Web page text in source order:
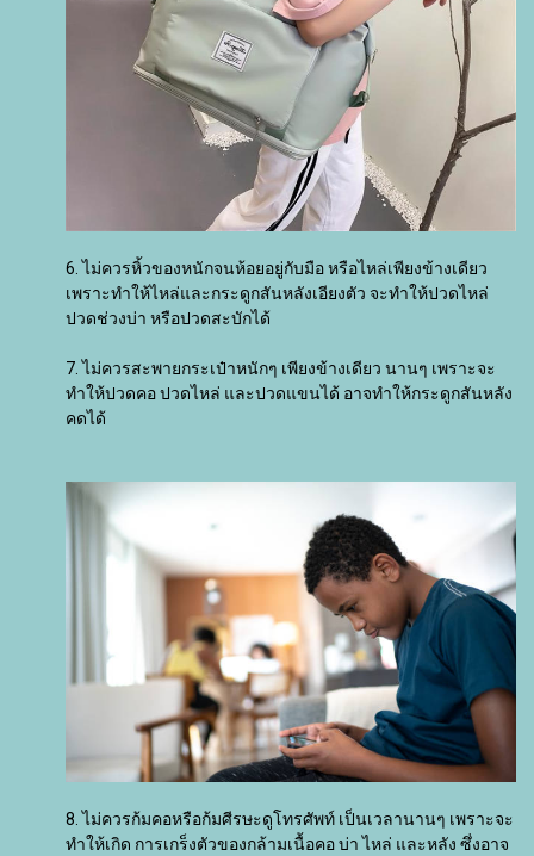
6. ไม่ควรหิ้วของหนักจนห้อยอยู่กับมือ หรือไหล่เพียงข้างเดียว
เพราะทำให้ไหล่และกระดูกสันหลังเอียงตัว จะทำให้ปวดไหล่
ปวดช่วงบ่า หรือปวดสะบักได้
7. ไม่ควรสะพายกระเป๋าหนักๆ เพียงข้างเดียว นานๆ เพราะจะ
ทำให้ปวดคอ ปวดไหล่ และปวดแขนได้ อาจทำให้กระดูกสันหลัง
คดได้
8. ไม่ควรก้มคอหรือก้มศีรษะดูโทรศัพท์ เป็นเวลานานๆ เพราะจะ
ทำให้เกิด การเกร็งตัวของกล้ามเนื้อคอ บ่า ไหล่ และหลัง ซึ่งอาจ